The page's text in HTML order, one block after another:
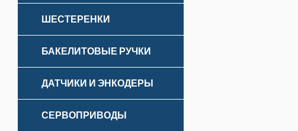
ШЕСТЕРЕНКИ
БАКЕЛИТОВЫЕ РУЧКИ
ДАТЧИКИ И ЭНКОДЕРЫ
СЕРВОПРИВОДЫ